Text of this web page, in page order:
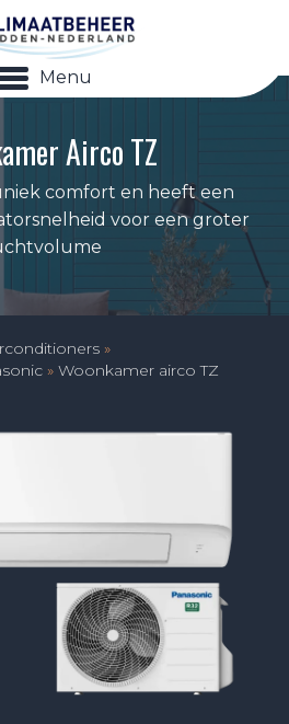
Menu
Airco TZ
comfort en heeft een
voor een groter
»
» Woonkamer airco TZ